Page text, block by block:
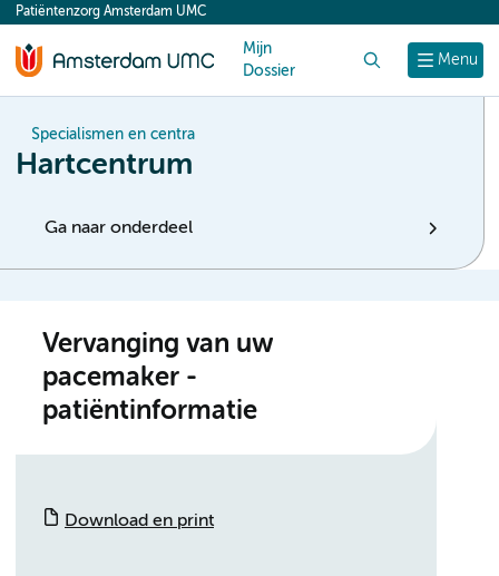
content
Menu
Patiëntenzorg Amsterdam UMC
Mijn
Dossier
Specialismen en centra
Hartcentrum
Ga naar onderdeel
Vervanging van uw
pacemaker -
patiëntinformatie
Download en print